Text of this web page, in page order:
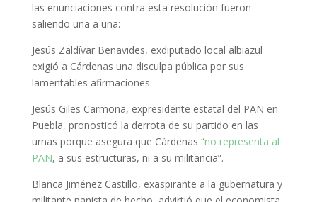
las enunciaciones contra esta resolución fueron
saliendo una a una:
Jesús Zaldívar Benavides, exdiputado local albiazul
exigió a Cárdenas una disculpa pública por sus
lamentables afirmaciones.
Jesús Giles Carmona, expresidente estatal del PAN en
Puebla, pronosticó la derrota de su partido en las
urnas porque asegura que Cárdenas “no representa al
PAN, a sus estructuras, ni a su militancia”.
Blanca Jiménez Castillo, exaspirante a la gubernatura y